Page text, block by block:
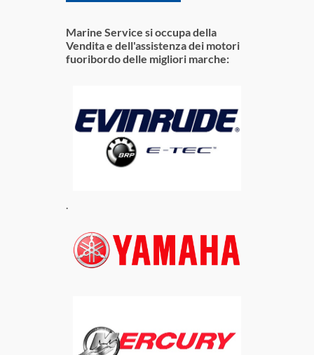
Marine Service si occupa della
Vendita e dell'assistenza dei motori
fuoribordo delle migliori marche: